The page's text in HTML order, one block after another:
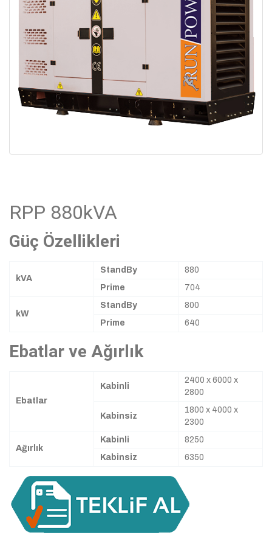
RPP 880kVA
Güç Özellikleri
kVA
StandBy
880
Prime
704
kW
StandBy
800
Prime
640
Ebatlar ve Ağırlık
Ebatlar
Kabinli
2400 x 6000 x
2800
Kabinsiz
1800 x 4000 x
2300
Ağırlık
Kabinli
8250
Kabinsiz
6350